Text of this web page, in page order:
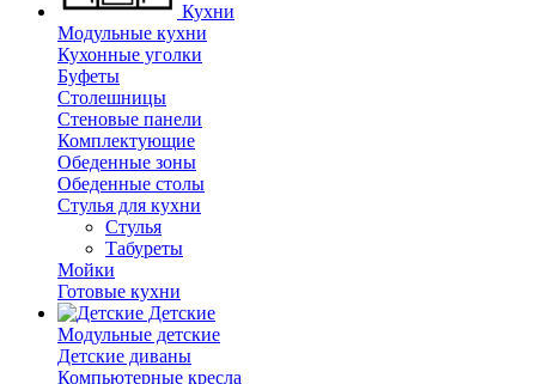
Кухни
Модульные кухни
Кухонные уголки
Буфеты
Столешницы
Стеновые панели
Комплектующие
Обеденные зоны
Обеденные столы
Стулья для кухни
Cтулья
Табуреты
Мойки
Готовые кухни
Детские
Модульные детские
Детские диваны
Компьютерные кресла